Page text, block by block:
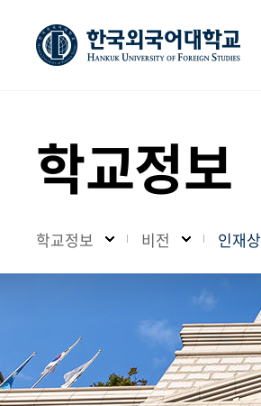
학교정보
학교정보 비전 인재상